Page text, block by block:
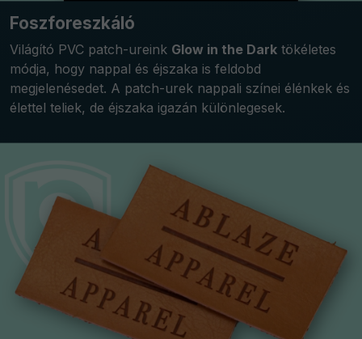
Foszforeszkáló
Világító PVC patch-ureink Glow in the Dark tökéletes
módja, hogy nappal és éjszaka is feldobd
megjelenésedet. A patch-urek nappali színei élénkek és
élettel teliek, de éjszaka igazán különlegesek.